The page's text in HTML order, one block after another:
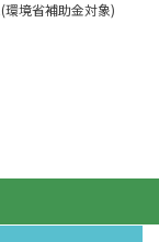
境省補助金対象)